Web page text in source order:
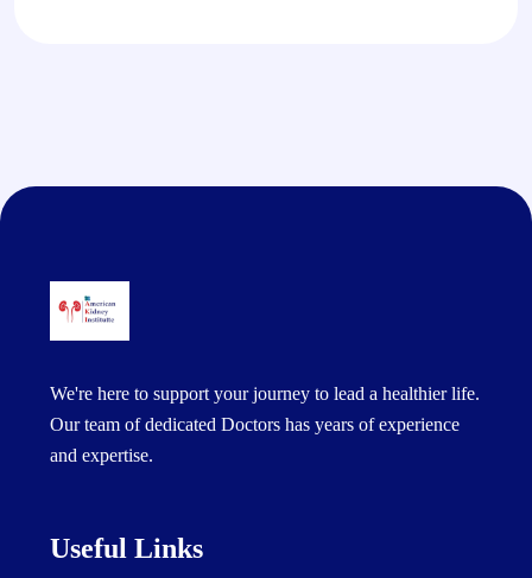
We're here to support your journey to lead a healthier life.
Our team of dedicated Doctors has years of experience
and expertise.
Useful Links